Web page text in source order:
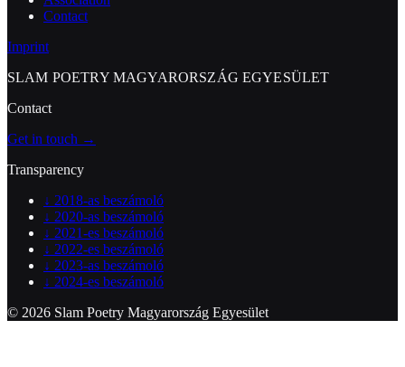
Contact
Imprint
SLAM POETRY MAGYARORSZÁG EGYESÜLET
Contact
Get in touch →
Transparency
↓ 2018-as beszámoló
↓ 2020-as beszámoló
↓ 2021-es beszámoló
↓ 2022-es beszámoló
↓ 2023-as beszámoló
↓ 2024-es beszámoló
© 2026 Slam Poetry Magyarország Egyesület